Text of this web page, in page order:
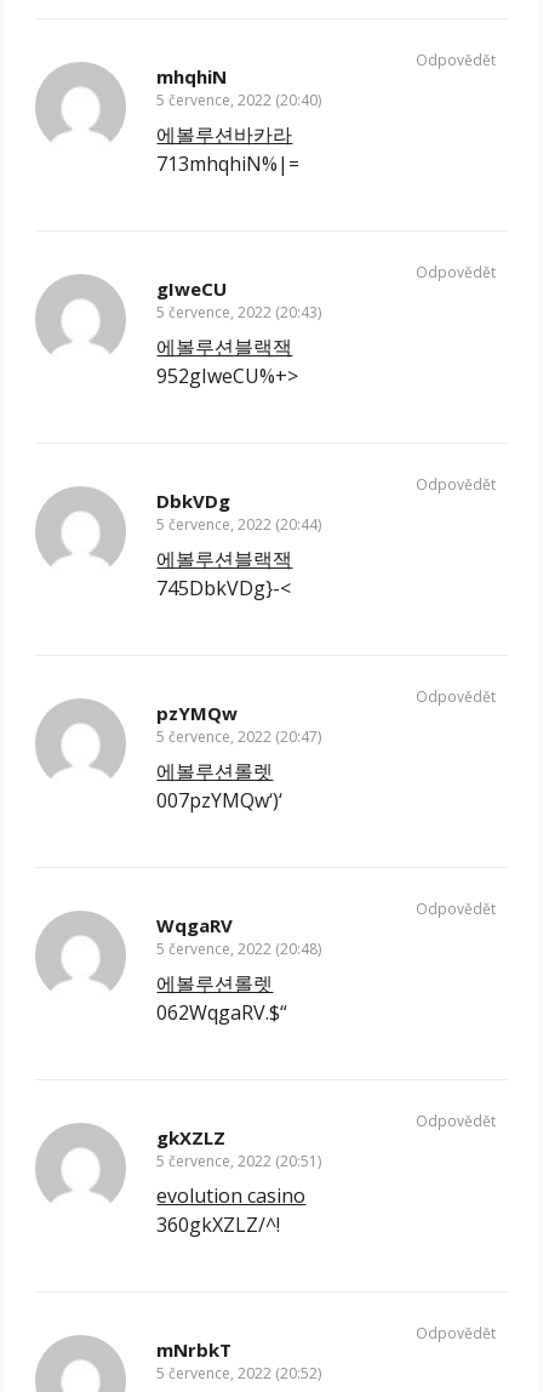
mhqhiN
5 července, 2022 (20:40)
에볼루션바카라
713mhqhiN%|=
Odpovědět
gIweCU
5 července, 2022 (20:43)
에볼루션블랙잭
952gIweCU%+>
Odpovědět
DbkVDg
5 července, 2022 (20:44)
에볼루션블랙잭
745DbkVDg}-<
Odpovědět
pzYMQw
5 července, 2022 (20:47)
에볼루션롤렛
007pzYMQw‘)‘
Odpovědět
WqgaRV
5 července, 2022 (20:48)
에볼루션롤렛
062WqgaRV.$“
Odpovědět
gkXZLZ
5 července, 2022 (20:51)
evolution casino
360gkXZLZ/^!
Odpovědět
mNrbkT
5 července, 2022 (20:52)
Odpovědět